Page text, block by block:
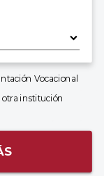
Vocacional
otra institución